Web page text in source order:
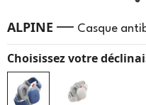
ALPINE — Casque
Choisissez votre